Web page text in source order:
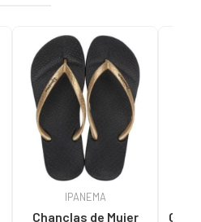
IPANEMA
Chanclas de Mujer